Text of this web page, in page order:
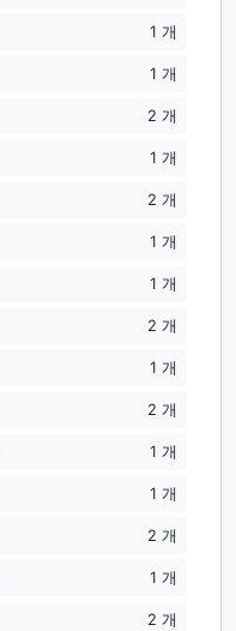
1 개
1 개
2 개
1 개
2 개
1 개
1 개
2 개
1 개
2 개
1 개
1 개
2 개
1 개
2 개